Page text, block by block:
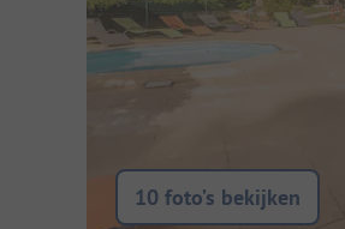
10 foto’s bekijken